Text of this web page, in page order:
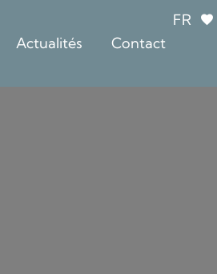
FR
Actualités Contact